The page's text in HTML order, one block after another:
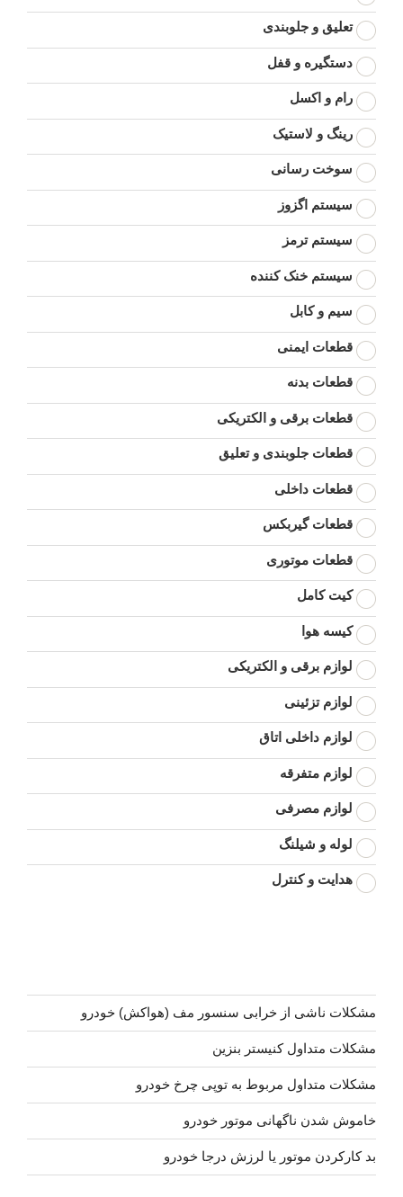
تعلیق و جلوبندی
دستگیره و قفل
رام و اکسل
رینگ و لاستیک
سوخت رسانی
سیستم اگزوز
سیستم ترمز
سیستم خنک کننده
سیم و کابل
قطعات ایمنی
قطعات بدنه
قطعات برقی و الکتریکی
قطعات جلوبندی و تعلیق
قطعات داخلی
قطعات گیربکس
قطعات موتوری
کیت کامل
کیسه هوا
لوازم برقی و الکتریکی
لوازم تزئینی
لوازم داخلی اتاق
لوازم متفرقه
لوازم مصرفی
لوله و شیلنگ
هدایت و کنترل
مشکلات ناشی از خرابی سنسور مف (هواکش) خودرو
مشکلات متداول کنیستر بنزین
مشکلات متداول مربوط به توپی چرخ خودرو
خاموش شدن ناگهانی موتور خودرو
بد کارکردن موتور یا لرزش درجا خودرو